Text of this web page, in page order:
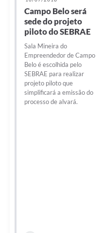
Campo Belo será
sede do projeto
piloto do SEBRAE
Sala Mineira do
Empreendedor de Campo
Belo é escolhida pelo
SEBRAE para realizar
projeto piloto que
simplificará a emissão do
processo de alvará.